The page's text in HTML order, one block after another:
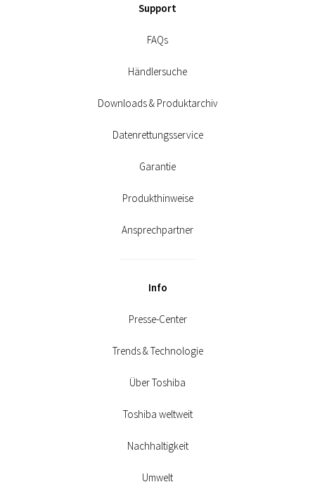
Support
FAQs
Händlersuche
Downloads & Produktarchiv
Datenrettungsservice
Garantie
Produkthinweise
Ansprechpartner
Info
Presse-Center
Trends & Technologie
Über Toshiba
Toshiba weltweit
Nachhaltigkeit
Umwelt